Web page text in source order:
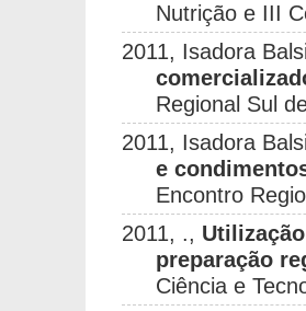
Nutrição e III
2011, Isadora
Regional Sul
2011, Isadora
e
Encontro
2011, .,
preparação
Ciência e